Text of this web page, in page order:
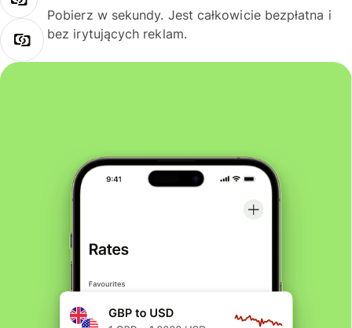
Pobierz w sekundy. Jest całkowicie bezpłatna i
bez irytujących reklam.